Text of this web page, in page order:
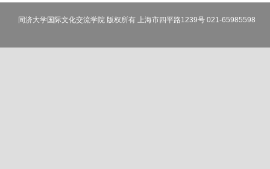
同济大学国际文化交流学院 版权所有 上海市四平路1239号 021-65985598